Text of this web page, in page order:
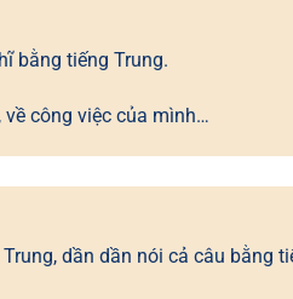
bằng tiếng Trung.
công việc của mình…
dần dần nói cả câu bằng